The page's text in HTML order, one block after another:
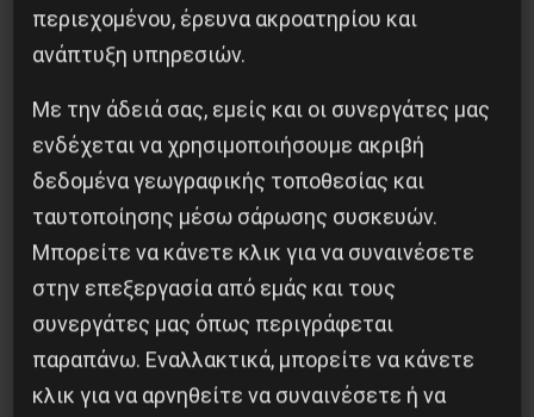
ταξική εξουσία
3 Αυγούστου 2026
περιεχομένου, έρευνα ακροατηρίου και
ανάπτυξη υπηρεσιών.
Με την άδειά σας, εμείς και οι συνεργάτες μας
ενδέχεται να χρησιμοποιήσουμε ακριβή
δεδομένα γεωγραφικής τοποθεσίας και
ταυτοποίησης μέσω σάρωσης συσκευών.
Μπορείτε να κάνετε κλικ για να συναινέσετε
στην επεξεργασία από εμάς και τους
συνεργάτες μας όπως περιγράφεται
παραπάνω. Εναλλακτικά, μπορείτε να κάνετε
κλικ για να αρνηθείτε να συναινέσετε ή να